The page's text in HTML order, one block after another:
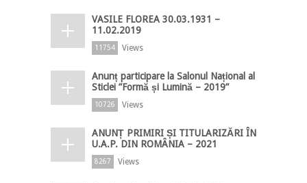
VASILE FLOREA 30.03.1931 –
11.02.2019
11754 Views
Anunț participare la Salonul Național al
Sticlei ”Formă și Lumină – 2019”
10726 Views
ANUNȚ PRIMIRI ȘI TITULARIZĂRI ÎN
U.A.P. DIN ROMÂNIA – 2021
8267 Views